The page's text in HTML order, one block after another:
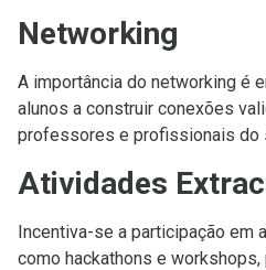
Networking
A importância do networking é
alunos a construir conexões
professores e profissionais do
Atividades
Incentiva-se a participação em
como hackathons e workshops,